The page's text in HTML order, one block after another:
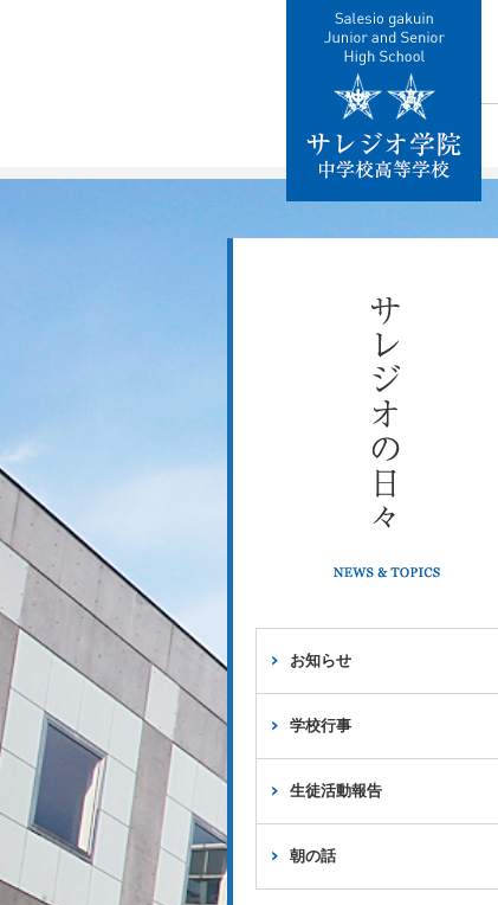
お知らせ
学校行事
生徒活動報告
朝の話